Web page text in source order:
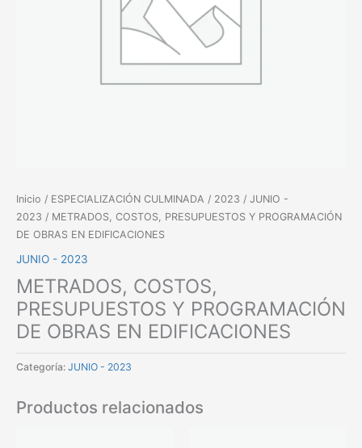
Inicio / ESPECIALIZACIÓN CULMINADA / 2023 / JUNIO -
2023 / METRADOS, COSTOS, PRESUPUESTOS Y PROGRAMACIÓN
DE OBRAS EN EDIFICACIONES
JUNIO - 2023
METRADOS, COSTOS,
PRESUPUESTOS Y PROGRAMACIÓN
DE OBRAS EN EDIFICACIONES
Categoría: JUNIO - 2023
Productos relacionados